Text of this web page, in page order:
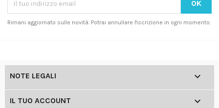
Rimani aggiornato sulle novità. Potrai annullare l'iscrizione in ogni momento.
NOTE LEGALI 
IL TUO ACCOUNT 